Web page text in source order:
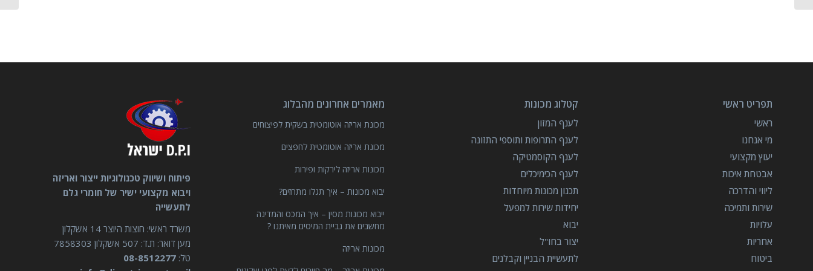
תפריט ראשי
ראשי
מי אנחנו
יעוץ מקצועי
אבטחת איכות
ליווי והדרכה
שירות ותמיכה
עלויות
אחריות
ביטוח
קטלוג מכונות
לענף המזון
לענף התרופות ותוספי התזונה
לענף הקוסמטיקה
לענף הכימיכלים
תכנון מכונות מיוחדות
יחידות שירות למפעל
יבוא
יצור בחו"ל
לתעשיית הבניין וקבלנים
מאמרים אחרונים מהבלוג
מכונת אריזה אוטומטית בשקית לפיצוחים
מכונת אריזה אוטומטית לחפצים
מכונות אריזה לירקות ופירות
יבוא מכונות – איך תגלו מתחזים?
ייבוא מכונות מסין – איך המכס והמדינה
מחשבים את גביית המיסים מאיתנו ?
מכונות אריזה
פיתוח ושיווק טכנולוגיות ייצור ואריזה
ויבוא מקצועי ישיר של חומרי גלם
לתעשייה
משרד ראשי: חוצות היוצר 14 אשקלון
מען דואר: ת.ד: 507 אשקלון 7858303
טל: 08-8512277